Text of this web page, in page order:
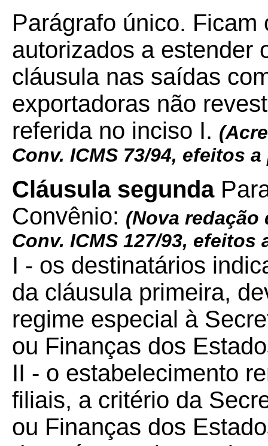
Parágrafo único.
autorizados a estender
cláusula nas saídas
exportadoras não
referida no inciso I.
Conv. ICMS 73/94, efeitos
Cláusula segunda
Convênio: (Nova
Conv. ICMS 127/93, efeitos
I - os destinatários
da cláusula primeira,
regime especial à
ou Finanças dos
II - o estabelecimento
filiais, a critério da
ou Finanças dos